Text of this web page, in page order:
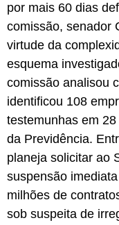
por mais 60 dias
comissão, senador
virtude da
esquema
comissão analisou
identificou 108
testemunhas em
da Previdência.
planeja solicitar ao
suspensão
milhões de
sob suspeita de